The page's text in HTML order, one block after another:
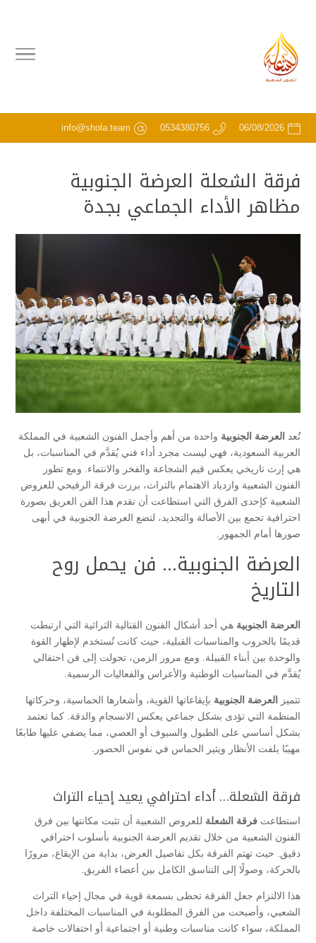
06/08/2026
0534380756
info@shola.team
فرقة الشعلة العرضة الجنوبية
مظاهر الأداء الجماعي بجدة
تُعد العرضة الجنوبية واحدة من أهم وأجمل الفنون الشعبية في المملكة
العربية السعودية، فهي ليست مجرد أداء فني يُقدَّم في المناسبات، بل
هي إرث تاريخي يعكس قيم الشجاعة والفخر والانتماء. ومع تطور
الفنون الشعبية وازدياد الاهتمام بالتراث، برزت فرقة الرفيحي للعروض
الشعبية كإحدى الفرق التي استطاعت أن تقدم هذا الفن العريق بصورة
احترافية تجمع بين الأصالة والتجديد، لتضع العرضة الجنوبية في أبهى
صورها أمام الجمهور.
العرضة الجنوبية… فن يحمل روح
التاريخ
العرضة الجنوبية هي أحد أشكال الفنون القتالية التراثية التي ارتبطت
قديمًا بالحروب والمناسبات القبلية، حيث كانت تُستخدم لإظهار القوة
والوحدة بين أبناء القبيلة. ومع مرور الزمن، تحولت إلى فن احتفالي
يُقدَّم في المناسبات الوطنية والأعراس والفعاليات الرسمية.
تتميز العرضة الجنوبية بإيقاعاتها القوية، وأشعارها الحماسية، وحركاتها
المنظمة التي تؤدى بشكل جماعي يعكس الانسجام والدقة. كما تعتمد
بشكل أساسي على الطبول والسيوف أو العصي، مما يضفي عليها طابعًا
مهيبًا يلفت الأنظار ويثير الحماس في نفوس الحضور.
فرقة الشعلة… أداء احترافي يعيد إحياء التراث
استطاعت فرقة الشعلة للعروض الشعبية أن تثبت مكانتها بين فرق
الفنون الشعبية من خلال تقديم العرضة الجنوبية بأسلوب احترافي
دقيق. حيث تهتم الفرقة بكل تفاصيل العرض، بداية من الإيقاع، مرورًا
بالحركة، وصولًا إلى التناسق الكامل بين أعضاء الفريق.
هذا الالتزام جعل الفرقة تحظى بسمعة قوية في مجال إحياء التراث
الشعبي، وأصبحت من الفرق المطلوبة في المناسبات المختلفة داخل
المملكة، سواء كانت مناسبات وطنية أو اجتماعية أو احتفالات خاصة